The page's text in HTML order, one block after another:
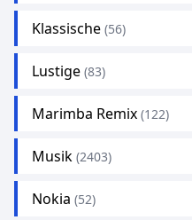
Klassische (56)
Lustige (83)
Marimba Remix (122)
Musik (2403)
Nokia (52)